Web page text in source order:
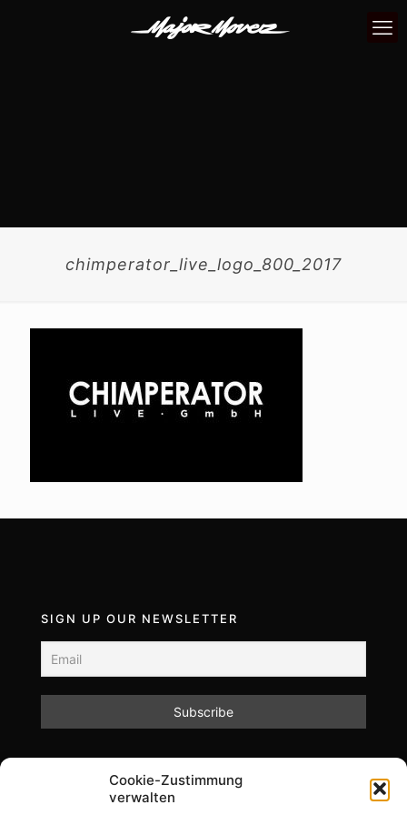
Cookie-Zustimmung
verwalten
chimperator_live_logo_800_2017
SIGN UP OUR NEWSLETTER
unsere Datenschutzrichtlinien.